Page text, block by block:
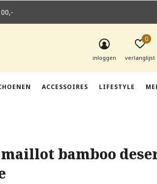
ACCESSOIRES LIFESTYLE
inloggen verlanglijst
0
maillot bamboo